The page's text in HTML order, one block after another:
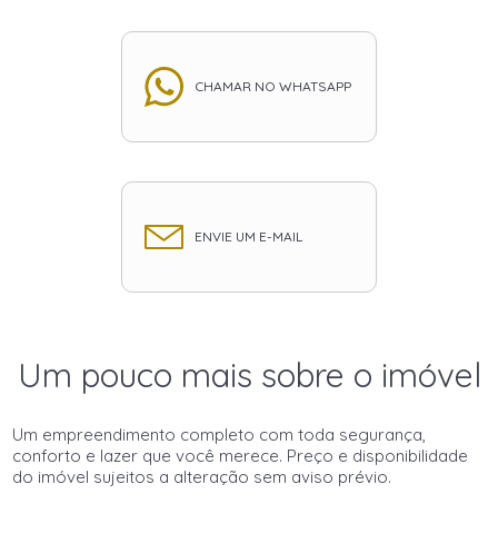
CHAMAR NO WHATSAPP
ENVIE UM E-MAIL
Um pouco mais sobre o imóvel
Um empreendimento completo com toda segurança,
conforto e lazer que você merece. Preço e disponibilidade
do imóvel sujeitos a alteração sem aviso prévio.